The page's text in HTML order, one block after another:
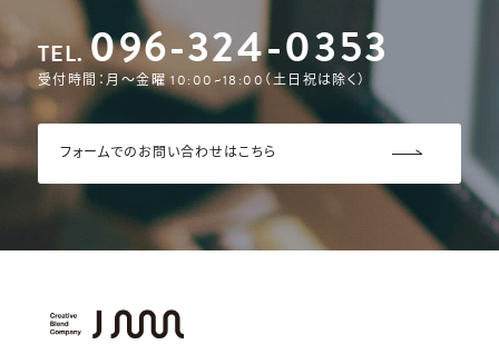
TEL.096-324-0353
フォームでのお問い合わせはこちら